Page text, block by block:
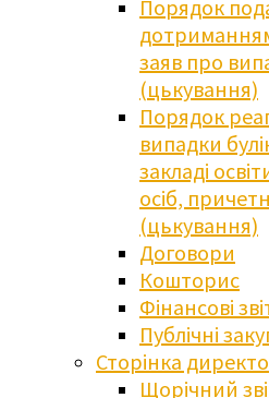
Порядок
заяв про
(цькування)
Порядок
випадки
закладі
осіб,
(цькування)
Договори
Кошторис
Фінансові
Публічні
Сторінка
Щорічний